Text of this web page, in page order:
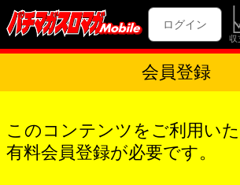
ログイン
収
会員登録
このコンテンツをご利用いた
有料会員登録が必要です。